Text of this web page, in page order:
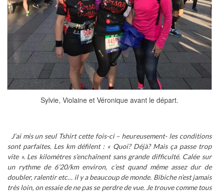
Sylvie, Violaine et Véronique avant le départ.
J’ai mis un seul Tshirt cette fois-ci – heureusement- les conditions
sont parfaites. Les km défilent : « Quoi? Déjà? Mais ça passe trop
vite ». Les kilomètres s’enchaînent sans grande difficulté. Calée sur
un rythme de 6’20/km environ, c’est quand même assez dur de
doubler, ralentir etc… il y a beaucoup de monde. Bibiche n’est jamais
très loin, on essaie de ne pas se perdre de vue. Je trouve comme tous